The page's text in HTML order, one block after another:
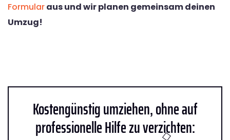
Formularaus und wir planen gemeinsam deinen
Umzug!
Kostengünstig umziehen, ohne auf
professionelle Hilfe zu verzichten: